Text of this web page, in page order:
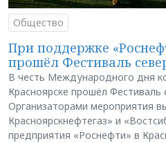
Общество
При поддержке
прошёл Фестиваль
В честь Международного дня
Красноярске прошёл Фестиваль
Организаторами мероприятия
Красноярскнефтегаз» и
предприятия «Роснефти» в